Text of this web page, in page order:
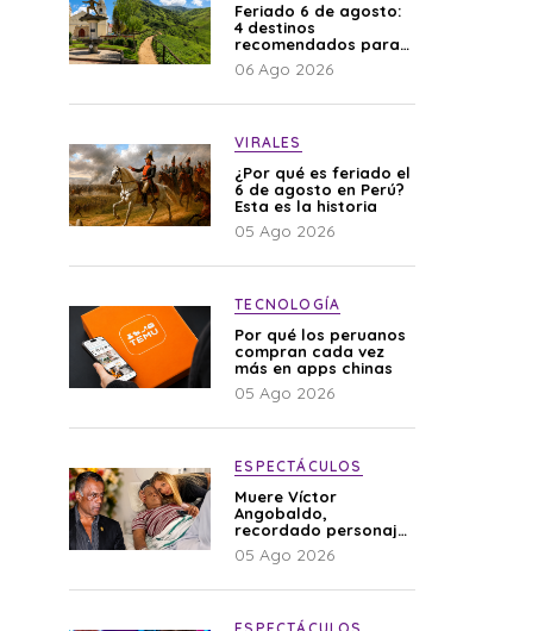
Feriado 6 de agosto:
4 destinos
recomendados para
disfrutar el descanso
06 Ago 2026
VIRALES
¿Por qué es feriado el
6 de agosto en Perú?
Esta es la historia
05 Ago 2026
TECNOLOGÍA
Por qué los peruanos
compran cada vez
más en apps chinas
05 Ago 2026
ESPECTÁCULOS
Muere Víctor
Angobaldo,
recordado personaje
de la farándula y
expareja de Shirley
05 Ago 2026